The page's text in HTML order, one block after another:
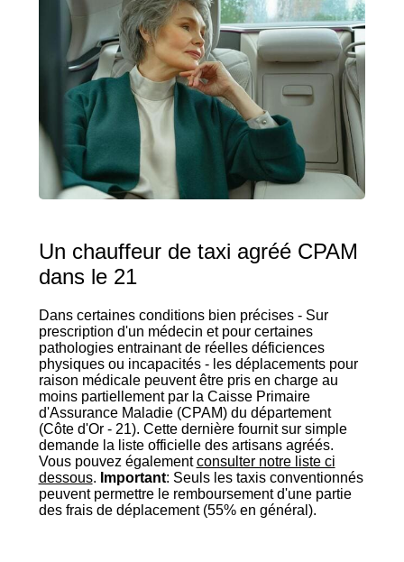
Un chauffeur de taxi agréé CPAM
dans le 21
Dans certaines conditions bien précises - Sur
prescription d'un médecin et pour certaines
pathologies entrainant de réelles déficiences
physiques ou incapacités - les déplacements pour
raison médicale peuvent être pris en charge au
moins partiellement par la Caisse Primaire
d'Assurance Maladie (CPAM) du département
(Côte d'Or - 21). Cette dernière fournit sur simple
demande la liste officielle des artisans agréés.
Vous pouvez égalementconsulter notre liste ci
dessous. Important: Seuls les taxis conventionnés
peuvent permettre le remboursement d'une partie
des frais de déplacement (55% en général).